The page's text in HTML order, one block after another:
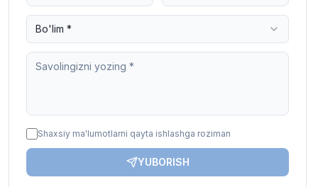
Bo'lim *
Shaxsiy ma'lumotlarni qayta ishlashga roziman
YUBORISH